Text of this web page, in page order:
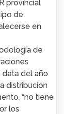
provincial
de
en
de
del año
distribución
“no tiene
los